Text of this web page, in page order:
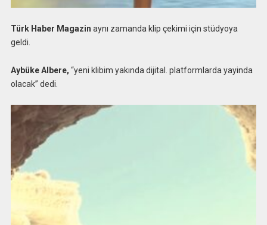
Türk Haber Magazin aynı zamanda klip çekimi için stüdyoya
geldi.
Aybüke Albere, “yeni klibim yakında dijital. platformlarda yayinda
olacak” dedi.